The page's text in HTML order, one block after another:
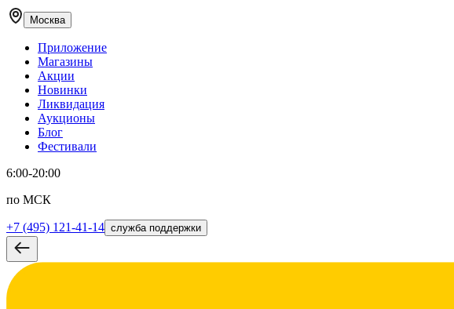
Москва
Приложение
Магазины
Акции
Новинки
Ликвидация
Аукционы
Блог
Фестивали
6:00-20:00
по МСК
+7 (495) 121-41-14 служба поддержки